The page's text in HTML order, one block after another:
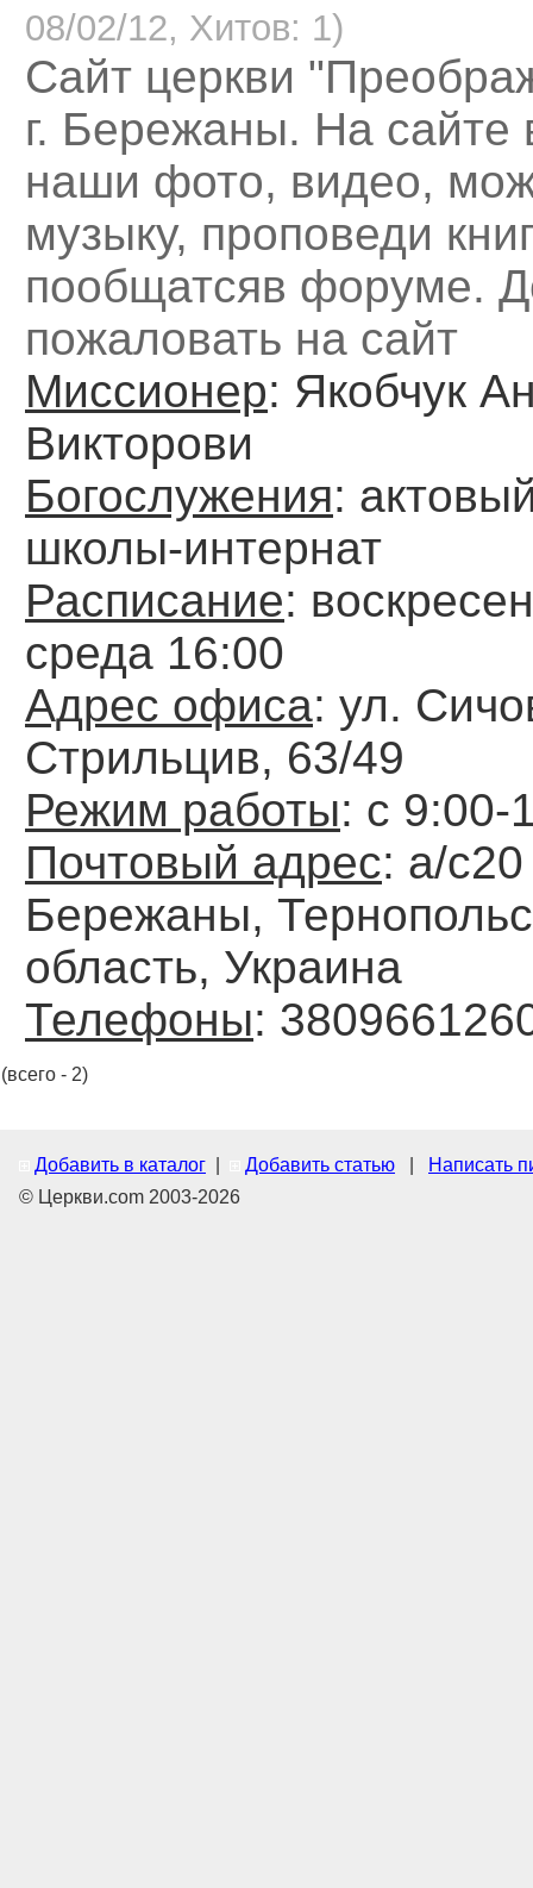
08/02/12, Хитов: 1)
Сайт церкви
г. Бережаны. На сайте
наши фото, видео,
музыку, проповеди
пообщатсяв форуме.
пожаловать на сайт
Миссионер: Якобчук
Викторови
Богослужения:
школы-интернат
Расписание:
среда 16:00
Адрес офиса: ул.
Стрильцив, 63/49
Режим работы: с 9:00-
Почтовый адрес: а/
Бережаны,
область, Украина
Телефоны:
(всего - 2)
Добавить в каталог Добавить статью
Написать
© Церкви.com 2003-2026